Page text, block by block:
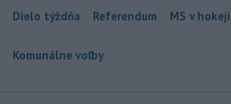
Dielo týždňa Referendum MS v hokeji
Komunálne voľby